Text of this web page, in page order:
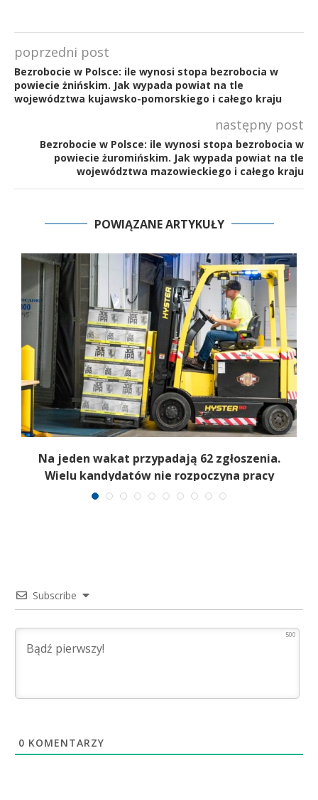
poprzedni post
Bezrobocie w Polsce: ile wynosi stopa bezrobocia w
powiecie żnińskim. Jak wypada powiat na tle
województwa kujawsko-pomorskiego i całego kraju
następny post
Bezrobocie w Polsce: ile wynosi stopa bezrobocia w
powiecie żuromińskim. Jak wypada powiat na tle
województwa mazowieckiego i całego kraju
POWIĄZANE ARTYKUŁY
Na jeden wakat przypadają 62 zgłoszenia.
Wielu kandydatów nie rozpoczyna pracy
Subscribe
500
0 KOMENTARZY